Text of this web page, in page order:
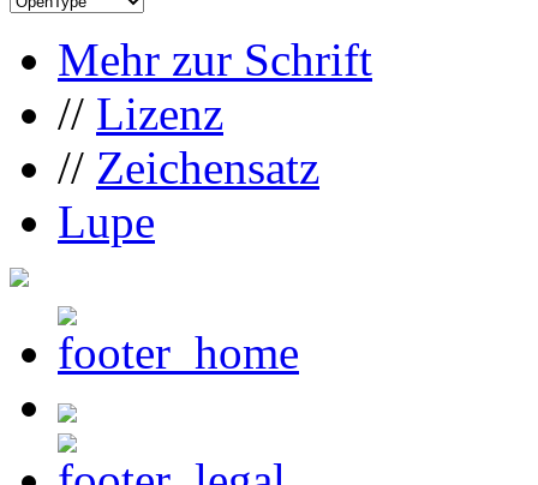
Mehr zur Schrift
// Lizenz
// Zeichensatz
Lupe